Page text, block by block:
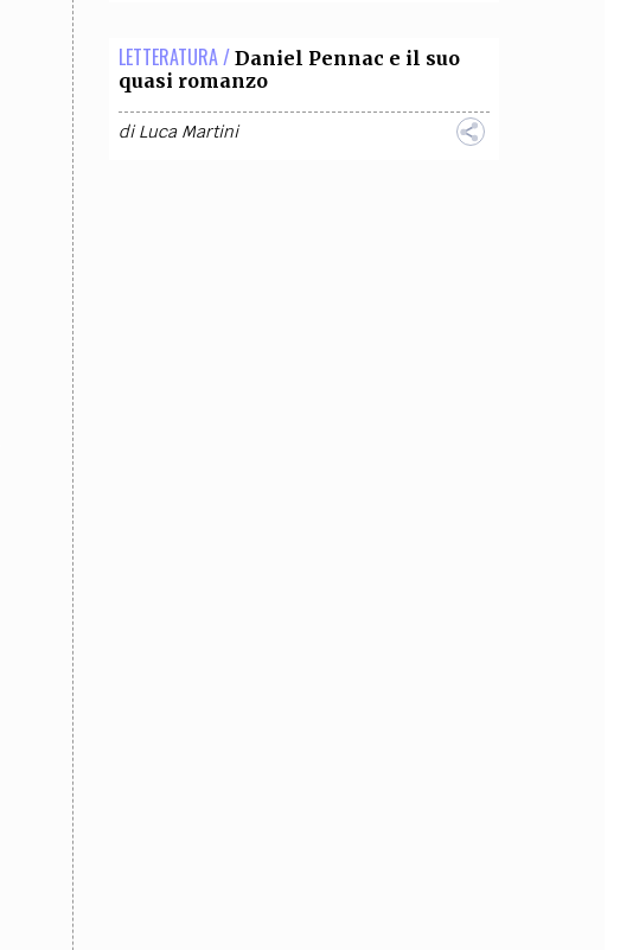
LETTERATURA / Daniel Pennac e il suo
quasi romanzo
diLuca Martini